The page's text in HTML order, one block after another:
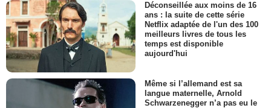
Déconseillée aux moins de 16
ans : la suite de cette série
Netflix adaptée de l'un des 100
meilleurs livres de tous les
temps est disponible
aujourd'hui
Même si l’allemand est sa
langue maternelle, Arnold
Schwarzenegger n’a pas eu le